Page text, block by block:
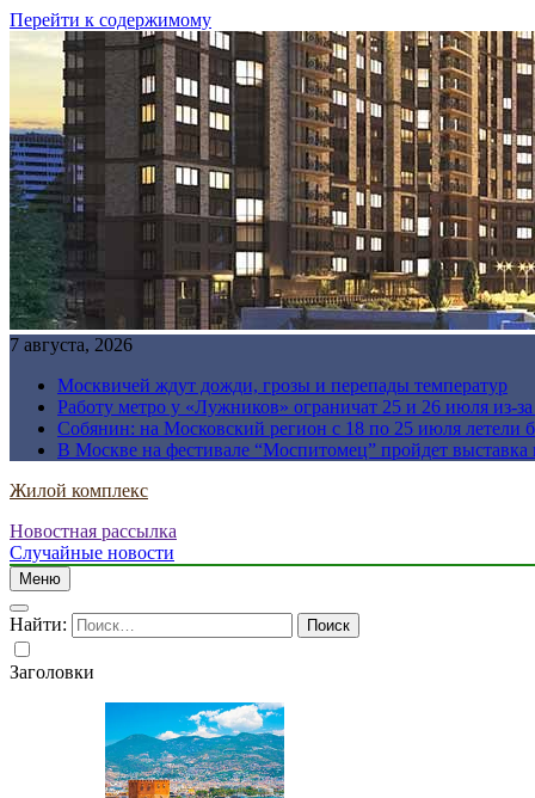
Перейти к содержимому
7 августа, 2026
Москвичей ждут дожди, грозы и перепады температур
Работу метро у «Лужников» ограничат 25 и 26 июля из-
Собянин: на Московский регион с 18 по 25 июля летели
В Москве на фестивале “Моспитомец” пройдет
Жилой комплекс
Новостная рассылка
Случайные новости
Меню
Найти:
Заголовки